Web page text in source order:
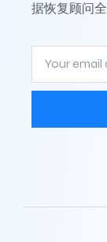
据恢复顾问